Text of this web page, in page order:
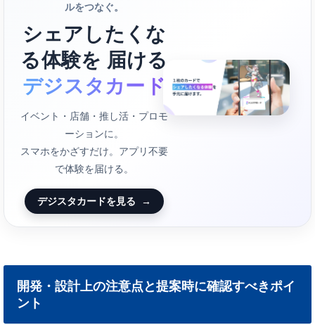
ルをつなぐ。
シェアしたくな
る体験を 届ける
デジスタカード
イベント・店舗・推し活・プロモ
ーションに。
スマホをかざすだけ。アプリ不要
で体験を届ける。
デジスタカードを見る →
開発・設計上の注意点と提案時に確認すべきポイ
ント